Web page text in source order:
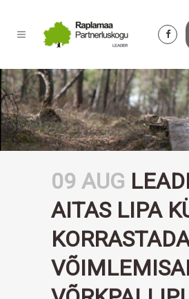
09 AUG
AITAS LIPA